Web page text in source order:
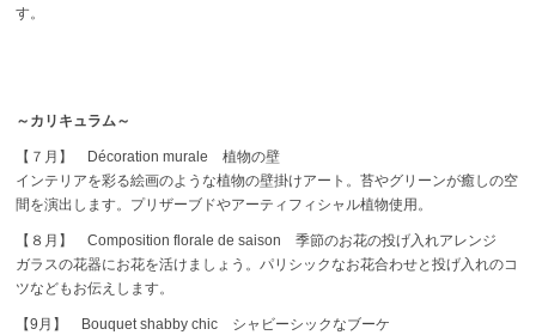
す。
～カリキュラム～
【７月】 Décoration murale 植物の壁
インテリアを彩る絵画のような植物の壁掛けアート。苔やグリーンが癒しの空
間を演出します。プリザーブドやアーティフィシャル植物使用。
【８月】 Composition florale de saison 季節のお花の投げ入れアレンジ
ガラスの花器にお花を活けましょう。パリシックなお花合わせと投げ入れのコ
ツなどもお伝えします。
【9月】 Bouquet shabby chic シャビーシックなブーケ